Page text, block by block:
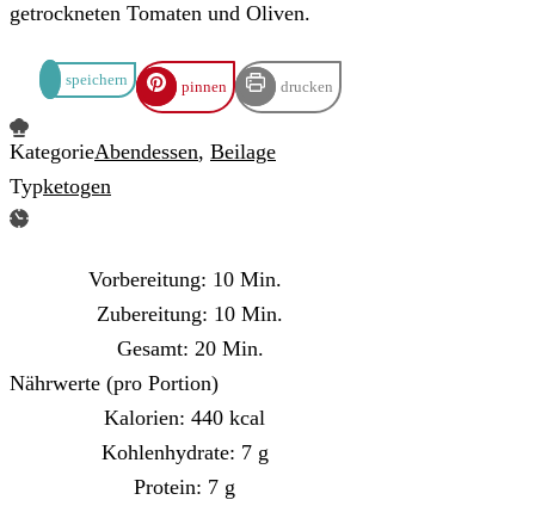
getrockneten Tomaten und Oliven.
speichern pinnen drucken
KategorieAbendessen, Beilage
Typketogen
Vorbereitung: 10Minuten
Min.
Zubereitung: 10Minuten
Min.
Gesamt: 20Minuten
Min.
Nährwerte (pro Portion)
Kalorien:440 kcal
Kohlenhydrate: 7 g
Protein: 7 g